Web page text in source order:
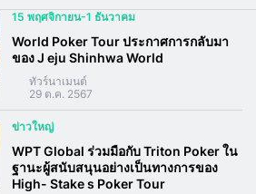
15 พฤศจิกายน-1 ธันวาคม
World Poker Tour ประกาศการกลับมา
ของ J eju Shinhwa World
ทัวร์นาเมนต์
29 ต.ค. 2567
ข่าวใหญ่
WPT Global ร่วมมือกับ Triton Poker ใน
ฐานะผู้สนับสนุนอย่างเป็นทางการของ
High- Stake s Poker Tour